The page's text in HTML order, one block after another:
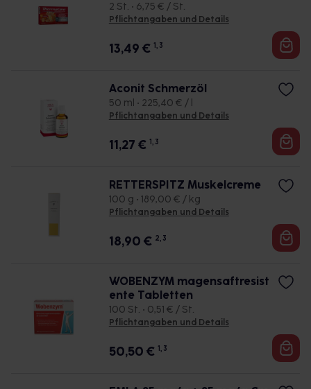
2 St. • 6,75 € / St.
Pflichtangaben und Details
13,49 € 1, 3
Aconit Schmerzöl
50 ml • 225,40 € / l
Pflichtangaben und Details
11,27 € 1, 3
RETTERSPITZ Muskelcreme
100 g • 189,00 € / kg
Pflichtangaben und Details
18,90 € 2, 3
WOBENZYM magensaftresist
ente Tabletten
100 St. • 0,51 € / St.
Pflichtangaben und Details
50,50 € 1, 3